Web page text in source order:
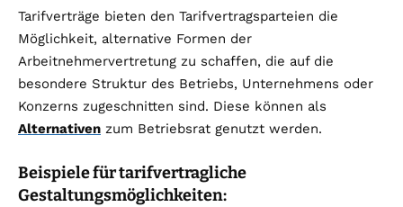
Tarifverträge bieten den Tarifvertragsparteien die
Möglichkeit, alternative Formen der
Arbeitnehmervertretung zu schaffen, die auf die
besondere Struktur des Betriebs, Unternehmens oder
Konzerns zugeschnitten sind. Diese können als
Alternativen zum Betriebsrat genutzt werden.
Beispiele für tarifvertragliche
Gestaltungsmöglichkeiten: